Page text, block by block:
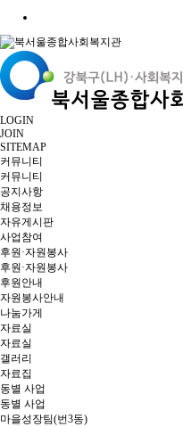
LOGIN
JOIN
SITEMAP
커뮤니티
커뮤니티
공지사항
채용정보
자유게시판
사업참여
후원·자원봉사
후원·자원봉사
후원안내
자원봉사안내
나눔가게
자료실
자료실
갤러리
자료집
동별 사업
동별 사업
마을성장팀(번3동)